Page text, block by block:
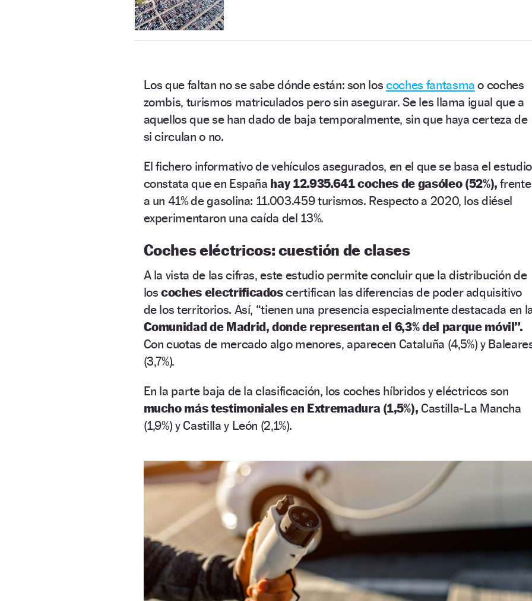
Los que faltan no se sabe dónde están: son loscoches fantasma o coches
zombis, turismos matriculados pero sin asegurar. Se les llama igual que a
aquellos que se han dado de baja temporalmente, sin que haya certeza de
si circulan o no.
El fichero informativo de vehículos asegurados, en el que se basa el
constata que en España hay 12.935.641 coches de gasóleo (52%),frente
a un 41% de gasolina: 11.003.459 turismos. Respecto a 2020, los diésel
experimentaron una caída del 13%.
Coches eléctricos: cuestión de clases
A la vista de las cifras, este estudio permite concluir que la distribución de
loscoches electrificadoscertifican las diferencias de poder adquisitivo
de los territorios. Así, “tienen una presencia especialmente destacada en
Comunidad de Madrid, donde representan el 6,3% del parque móvil”.
Con cuotas de mercado algo menores, aparecen Cataluña (4,5%) y
(3,7%).
En la parte baja de la clasificación, los coches híbridos y eléctricos son
mucho más testimoniales en Extremadura (1,5%), Castilla-La Mancha
(1,9%) y Castilla y León (2,1%).